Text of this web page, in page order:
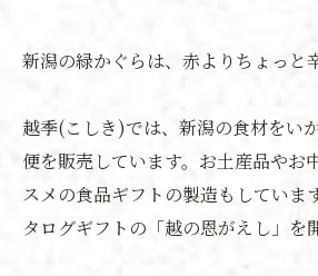
新潟の緑かぐらは、赤よりちょっと
越季(こしき)では、新潟の食材をい
便を販売しています。お土産品やお
スメの食品ギフトの製造もしていま
タログギフトの「越の恩がえし」を